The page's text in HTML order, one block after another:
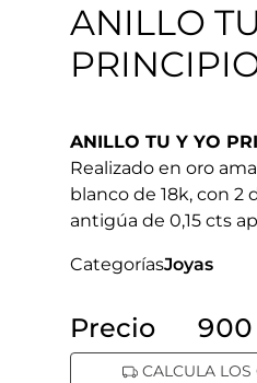
ANILLO
Precio
CALCULA LOS
ANILLO TU Y YO
Realizado en oro
blanco de 18k, con 2
antigúa de 0,15 cts
CategoríasJoyas